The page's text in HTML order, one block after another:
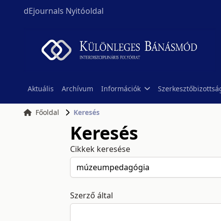
dEjournals Nyitóoldal
Aktuális Archívum Információk
Főoldal Keresés
Keresés
Cikkek keresése
Szerző által